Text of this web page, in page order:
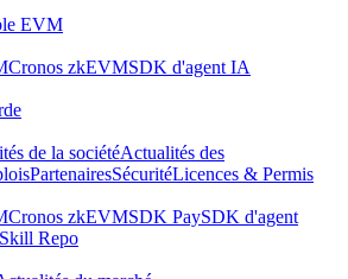
EVM
Cronos zkEVMSDK d'agent IA
de la sociétéActualités des
PartenairesSécuritéLicences & Permis
Cronos zkEVMSDK PaySDK d'agent
Repo